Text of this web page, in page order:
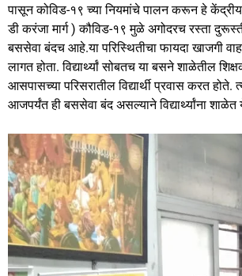
पासून कोविड-१९ च्या नियमांचे पालन करून हे
डी करंजा मार्ग ) कौविड-१९ मुळे अगोदरच रस्ता
बससेवा बंदच आहे.या परिस्थितीचा फायदा खाजगी
लागत होता. विद्यार्थ्यां सोबतच या बसने शाळेतील
आसपासच्या परिसरातील विद्यार्थी प्रवास करत
आजपर्यंत ही बससेवा बंद असल्याने विद्यार्थ्यांना